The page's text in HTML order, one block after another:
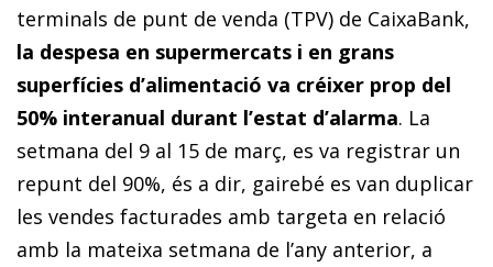
terminals de punt de venda (TPV) de CaixaBank,
la despesa en supermercats i en grans
superfícies d’alimentació va créixer prop del
50% interanual durant l’estat d’alarma. La
setmana del 9 al 15 de març, es va registrar un
repunt del 90%, és a dir, gairebé es van duplicar
les vendes facturades amb targeta en relació
amb la mateixa setmana de l’any anterior, a